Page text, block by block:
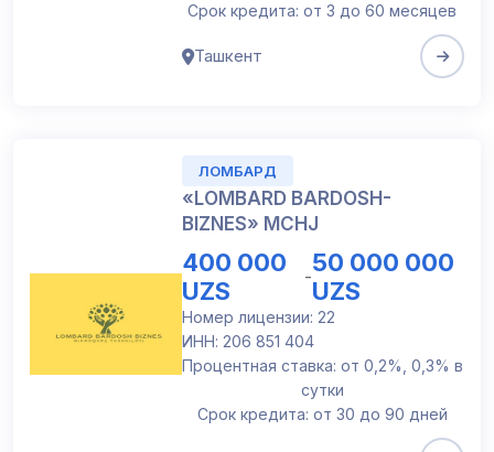
Срок кредита: от 3 до 60 месяцев
Ташкент
ЛОМБАРД
«LOMBARD BARDOSH-
BIZNES» MCHJ
400 000
UZS
-50 000 000
UZS
Номер лицензии: 22
ИНН: 206 851 404
Процентная ставка: от 0,2%, 0,3% в
сутки
Срок кредита: от 30 до 90 дней